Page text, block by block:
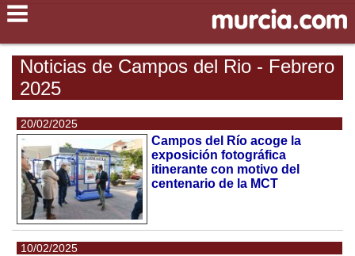
Noticias de Campos del Rio - Febrero
2025
20/02/2025
Campos del Río acoge la
exposición fotográfica
itinerante con motivo del
centenario de la MCT
10/02/2025